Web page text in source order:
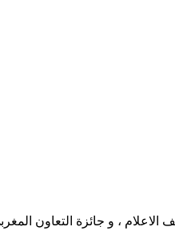
، و جائزة التعاون